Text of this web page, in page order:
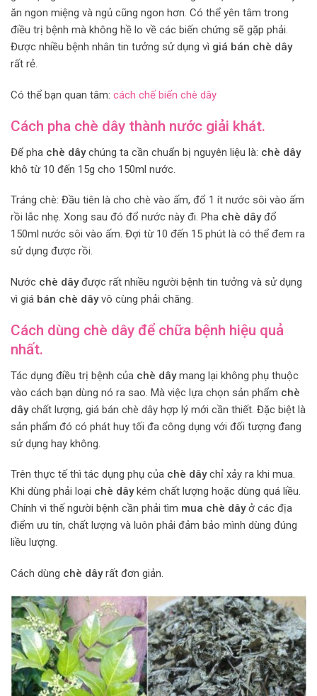
ăn ngon miệng và ngủ cũng ngon hơn. Có thể yên tâm trong
điều trị bệnh mà không hề lo về các biến chứng sẽ gặp phải.
Được nhiều bệnh nhân tin tưởng sử dụng vì giá bán chè dây
rất rẻ.
Có thể bạn quan tâm: cách chế biến chè dây
Cách pha chè dây thành nước giải khát.
Để pha chè dâychúng ta cần chuẩn bị nguyên liệu là: chè dây
khô từ 10 đến 15g cho 150ml nước.
Tráng chè: Đầu tiên là cho chè vào ấm, đổ 1 ít nước sôi vào ấm
rồi lắc nhẹ. Xong sau đó đổ nước này đi. Pha chè dâyđổ
150ml nước sôi vào ấm. Đợi từ 10 đến 15 phút là có thể đem ra
sử dụng được rồi.
Nước chè dâyđược rất nhiều người bệnh tin tưởng và sử dụng
vì giá bán chè dâyvô cùng phải chăng.
Cách dùng chè dây để chữa bệnh hiệu quả
nhất.
Tác dụng điều trị bệnh của chè dâymang lại không phụ thuộc
vào cách bạn dùng nó ra sao. Mà việc lựa chọn sản phẩm chè
dâychất lượng, giá bán chè dây hợp lý mới cần thiết. Đặc biệt là
sản phẩm đó có phát huy tối đa công dụng với đối tượng đang
sử dụng hay không.
Trên thực tế thì tác dụng phụ của chè dâychỉ xảy ra khi mua.
Khi dùng phải loại chè dâykém chất lượng hoặc dùng quá liều.
Chính vì thế người bệnh cần phải tìm mua chè dâyở các địa
điểm ưu tín, chất lượng và luôn phải đảm bảo mình dùng đúng
liều lượng.
Cách dùng chè dâyrất đơn giản.